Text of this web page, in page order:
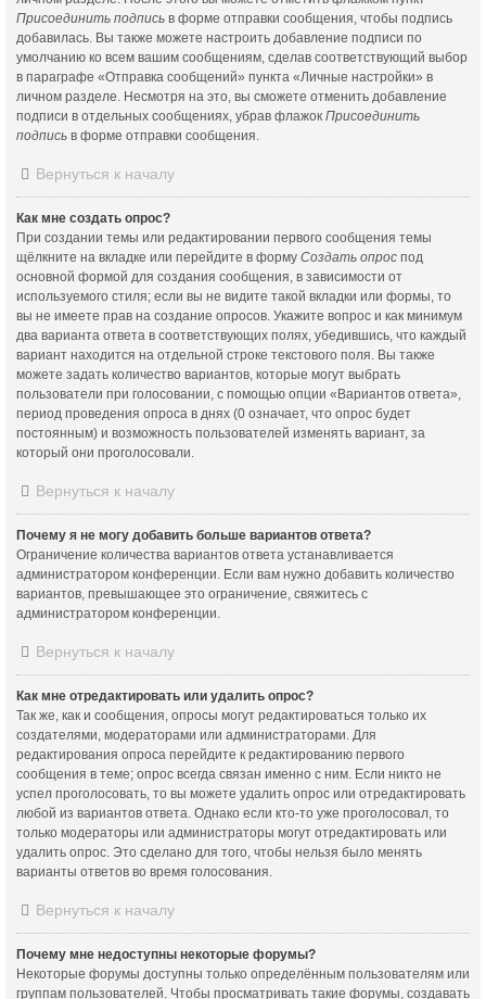
Присоединить подпись в форме отправки сообщения, чтобы подпись
добавилась. Вы также можете настроить добавление подписи по
умолчанию ко всем вашим сообщениям, сделав соответствующий выбор
в параграфе «Отправка сообщений» пункта «Личные настройки» в
личном разделе. Несмотря на это, вы сможете отменить добавление
подписи в отдельных сообщениях, убрав флажок Присоединить
подпись в форме отправки сообщения.
Вернуться к началу
Как мне создать опрос?
При создании темы или редактировании первого сообщения темы
щёлкните на вкладке или перейдите в форму Создать опрос под
основной формой для создания сообщения, в зависимости от
используемого стиля; если вы не видите такой вкладки или формы, то
вы не имеете прав на создание опросов. Укажите вопрос и как минимум
два варианта ответа в соответствующих полях, убедившись, что каждый
вариант находится на отдельной строке текстового поля. Вы также
можете задать количество вариантов, которые могут выбрать
пользователи при голосовании, с помощью опции «Вариантов ответа»,
период проведения опроса в днях (0 означает, что опрос будет
постоянным) и возможность пользователей изменять вариант, за
который они проголосовали.
Вернуться к началу
Почему я не могу добавить больше вариантов ответа?
Ограничение количества вариантов ответа устанавливается
администратором конференции. Если вам нужно добавить количество
вариантов, превышающее это ограничение, свяжитесь с
администратором конференции.
Вернуться к началу
Как мне отредактировать или удалить опрос?
Так же, как и сообщения, опросы могут редактироваться только их
создателями, модераторами или администраторами. Для
редактирования опроса перейдите к редактированию первого
сообщения в теме; опрос всегда связан именно с ним. Если никто не
успел проголосовать, то вы можете удалить опрос или отредактировать
любой из вариантов ответа. Однако если кто-то уже проголосовал, то
только модераторы или администраторы могут отредактировать или
удалить опрос. Это сделано для того, чтобы нельзя было менять
варианты ответов во время голосования.
Вернуться к началу
Почему мне недоступны некоторые форумы?
Некоторые форумы доступны только определённым пользователям или
группам пользователей. Чтобы просматривать такие форумы, создавать